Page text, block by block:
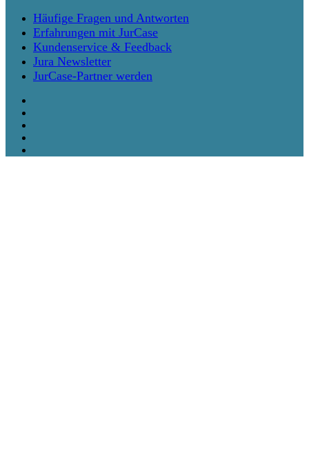
Häufige Fragen und Antworten
Erfahrungen mit JurCase
Kundenservice & Feedback
Jura Newsletter
JurCase-Partner werden